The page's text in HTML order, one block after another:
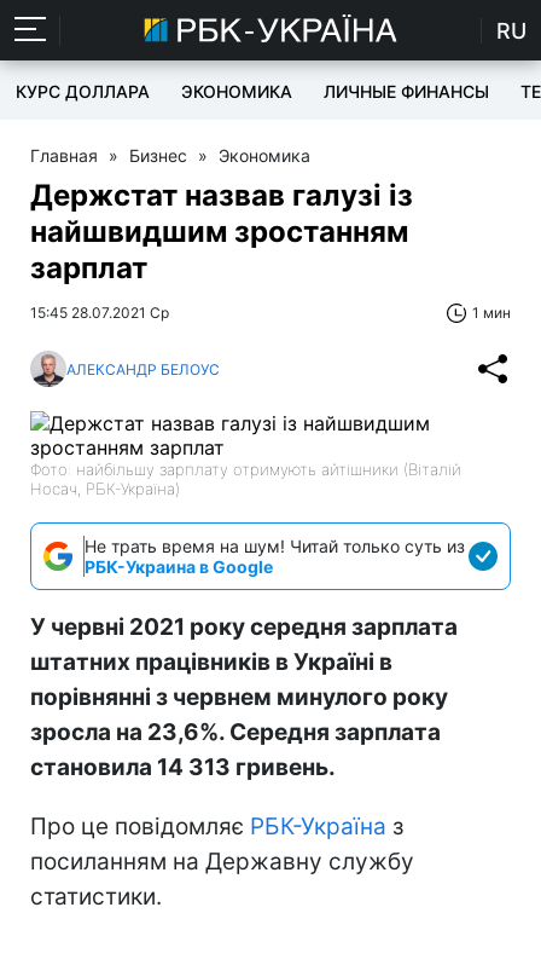
RU
КУРС ДОЛЛАРА ЭКОНОМИКА ЛИЧНЫЕ ФИНАНСЫ
Главная » Бизнес » Экономика
Держстат назвав галузі із
найшвидшим зростанням
зарплат
15:45 28.07.2021 Ср 1 мин
АЛЕКСАНДР БЕЛОУС
Фото: найбільшу зарплату отримують айтішники (Віталій
Носач, РБК-Україна)
Не трать время на шум! Читай только суть из
РБК-Украина в Google
У червні 2021 року середня зарплата
штатних працівників в Україні в
порівнянні з червнем минулого року
зросла на 23,6%. Середня зарплата
становила 14 313 гривень.
Про це повідомляє РБК-Україна з
посиланням на Державну службу
статистики.